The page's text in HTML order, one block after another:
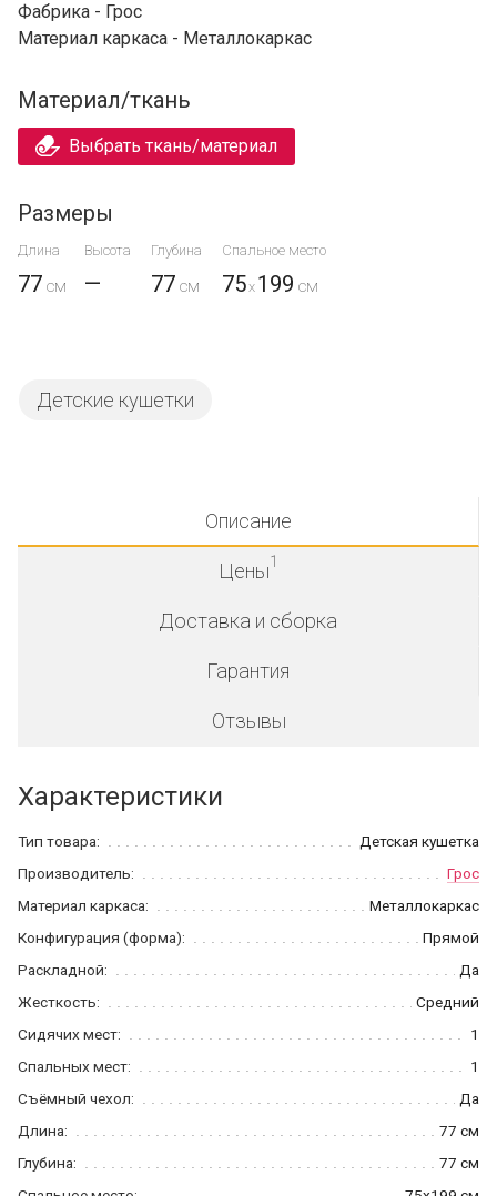
Фабрика - Грос
Материал каркаса - Металлокаркас
Материал/ткань
Выбрать ткань/материал
Размеры
Длина Высота Глубина Спальное место
77 — 77 75x 199
Детские кушетки
Описание
Цены1
Доставка и сборка
Гарантия
Отзывы
Характеристики
Тип товара:
Детская кушетка
Производитель:
Грос
Материал каркаса:
Металлокаркас
Конфигурация (форма):
Прямой
Раскладной:
Да
Жесткость:
Средний
Сидячих мест:
1
Спальных мест:
1
Съёмный чехол:
Да
Длина:
77 см
Глубина:
77 см